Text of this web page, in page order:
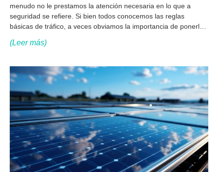
menudo no le prestamos la atención necesaria en lo que a
seguridad se refiere. Si bien todos conocemos las reglas
básicas de tráfico, a veces obviamos la importancia de ponerlas
(Leer más)